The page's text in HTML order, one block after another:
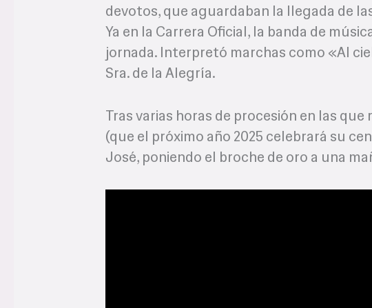
devotos, que aguardaban la llegada de
Ya en la Carrera Oficial, la banda de
jornada. Interpretó marchas como «Al
Sra. de la Alegría.
Tras varias horas de procesión en las
(que el próximo año 2025 celebrará su
José, poniendo el broche de oro a una